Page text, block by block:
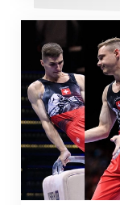
L'équipe